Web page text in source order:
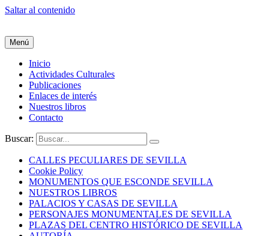
Saltar al contenido
Menú
Inicio
Actividades Culturales
Publicaciones
Enlaces de interés
Nuestros libros
Contacto
Buscar:
CALLES PECULIARES DE SEVILLA
Cookie Policy
MONUMENTOS QUE ESCONDE SEVILLA
NUESTROS LIBROS
PALACIOS Y CASAS DE SEVILLA
PERSONAJES MONUMENTALES DE SEVILLA
PLAZAS DEL CENTRO HISTÓRICO DE SEVILLA